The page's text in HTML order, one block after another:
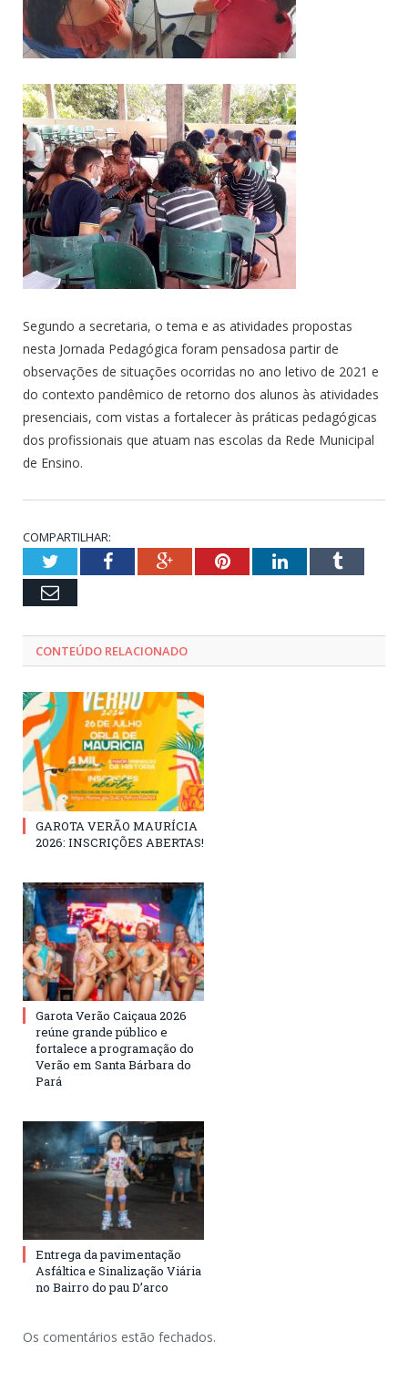
Segundo a secretaria, o tema e as atividades propostas
nesta Jornada Pedagógica foram pensadosa partir de
observações de situações ocorridas no ano letivo de 2021 e
do contexto pandêmico de retorno dos alunos às atividades
presenciais, com vistas a fortalecer às práticas pedagógicas
dos profissionais que atuam nas escolas da Rede Municipal
de Ensino.
COMPARTILHAR:
TwitterFacebookGoogle+PinterestLinkedInTumblr
Email
CONTEÚDO RELACIONADO
GAROTA VERÃO MAURÍCIA
2026: INSCRIÇÕES ABERTAS!
Garota Verão Caiçaua 2026
reúne grande público e
fortalece a programação do
Verão em Santa Bárbara do
Pará
Entrega da pavimentação
Asfáltica e Sinalização Viária
no Bairro do pau D’arco
Os comentários estão fechados.